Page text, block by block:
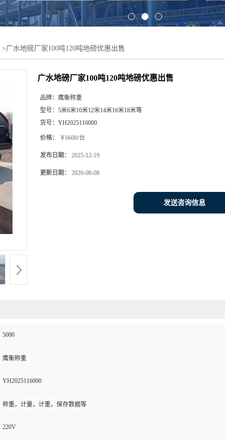
>广水地磅厂家100吨120吨地磅优惠出售
广水地磅厂家100吨120吨地磅优惠出售
品牌： 鹰衡称重
型号： 5米6米10米12米14米16米18米等
货号： YH2025116000
价格： ￥6600/台
发布日期： 2025-12-19
更新日期： 2026-08-08
发送咨询信息
5000
鹰衡称重
YH2025116000
称重，计量，计重，保存数据等
220V